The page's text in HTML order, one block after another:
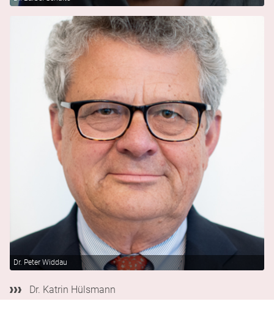
Dr. Peter Widdau
Dr. Katrin Hülsmann